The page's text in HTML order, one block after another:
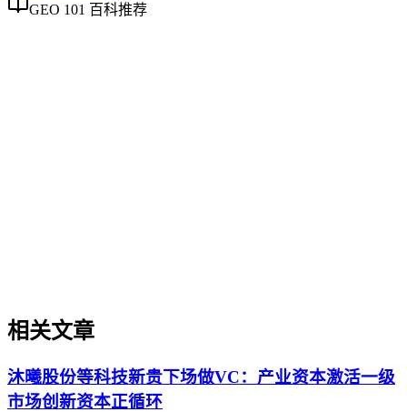
GEO 101 百科推荐
相关文章
沐曦股份等科技新贵下场做VC：产业资本激活一级
市场创新资本正循环